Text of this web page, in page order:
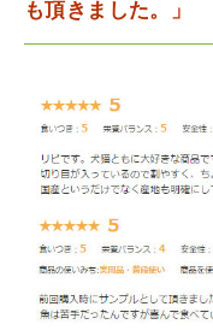
も頂きました。」